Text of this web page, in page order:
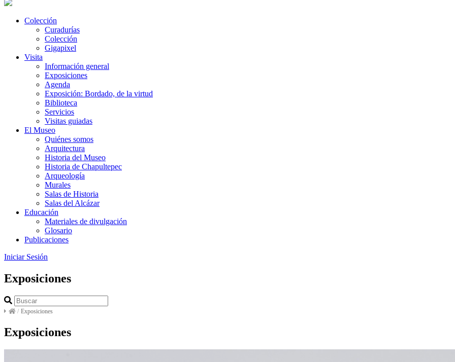
Colección
Curadurías
Colección
Gigapixel
Visita
Información general
Exposiciones
Agenda
Exposición: Bordado, de la virtud
Biblioteca
Servicios
Visitas guiadas
El Museo
Quiénes somos
Arquitectura
Historia del Museo
Historia de Chapultepec
Arqueología
Murales
Salas de Historia
Salas del Alcázar
Educación
Materiales de divulgación
Glosario
Publicaciones
Iniciar Sesión
Exposiciones
/ Exposiciones
Exposiciones